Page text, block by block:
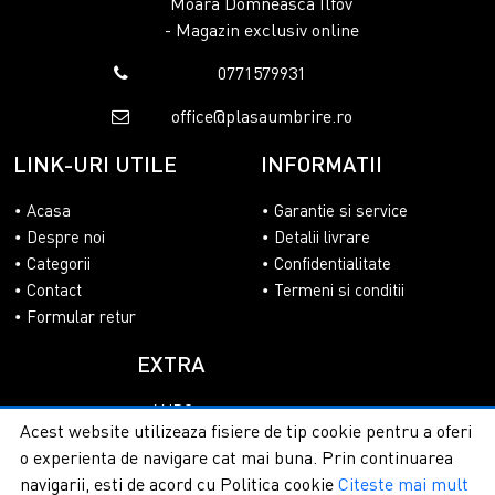
prelate impermeabile 110 G/MP asigurate cu
reprezinta investitia cea mai isteata pentru siguranta
bunurilor tale pe termen lung!
- Magazin exclusiv online
0771579931
office@plasaumbrire.ro
LINK-URI UTILE
Acasa
Despre noi
Categorii
Contact
Formular retur
INFORMATII
Garantie si service
Detalii livrare
Confidentialitate
Termeni si conditii
EXTRA
ANPC
SOL
Acest website utilizeaza fisiere de tip cookie pentru a oferi
o experienta de navigare cat mai buna. Prin continuarea
navigarii, esti de acord cu Politica cookie Citeste mai mult